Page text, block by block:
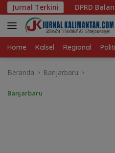
Langsung
ke
konten
Jurnal Terkini
Manfaatkan Podcast
Home Kalsel Regional
Beranda Banjarbaru
Banjarbaru